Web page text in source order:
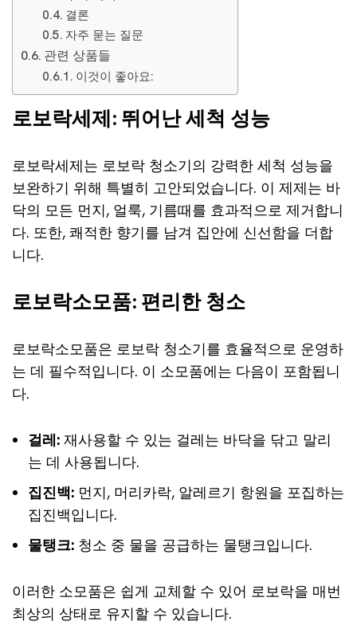
결론
자주 묻는 질문
관련 상품들
이것이 좋아요:
로보락세제: 뛰어난 세척 성능
로보락세제는 로보락 청소기의 강력한 세척 성능을
보완하기 위해 특별히 고안되었습니다. 이 제제는 바
닥의 모든 먼지, 얼룩, 기름때를 효과적으로 제거합니
다. 또한, 쾌적한 향기를 남겨 집안에 신선함을 더합
니다.
로보락소모품: 편리한 청소
로보락소모품은 로보락 청소기를 효율적으로 운영하
는 데 필수적입니다. 이 소모품에는 다음이 포함됩니
다.
걸레: 재사용할 수 있는 걸레는 바닥을 닦고 말리
는 데 사용됩니다.
집진백: 먼지, 머리카락, 알레르기 항원을 포집하는
집진백입니다.
물탱크: 청소 중 물을 공급하는 물탱크입니다.
이러한 소모품은 쉽게 교체할 수 있어 로보락을 매번
최상의 상태로 유지할 수 있습니다.